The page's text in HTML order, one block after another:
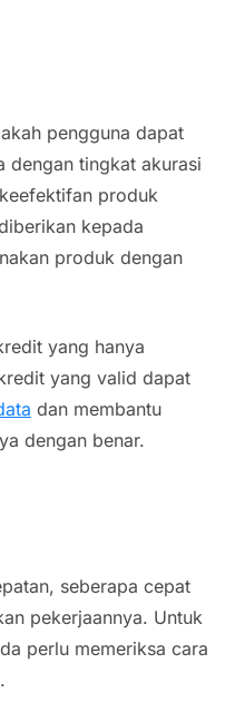
pengguna dapat
dengan tingkat akurasi
produk
kepada
produk dengan
yang hanya
yang valid dapat
dan membantu
dengan benar.
seberapa cepat
pekerjaannya. Untuk
perlu memeriksa cara